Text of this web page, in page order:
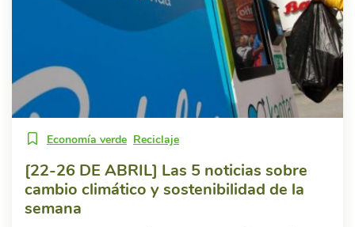
Economía verde Reciclaje
[22-26 DE ABRIL] Las 5 noticias sobre
cambio climático y sostenibilidad de la
semana